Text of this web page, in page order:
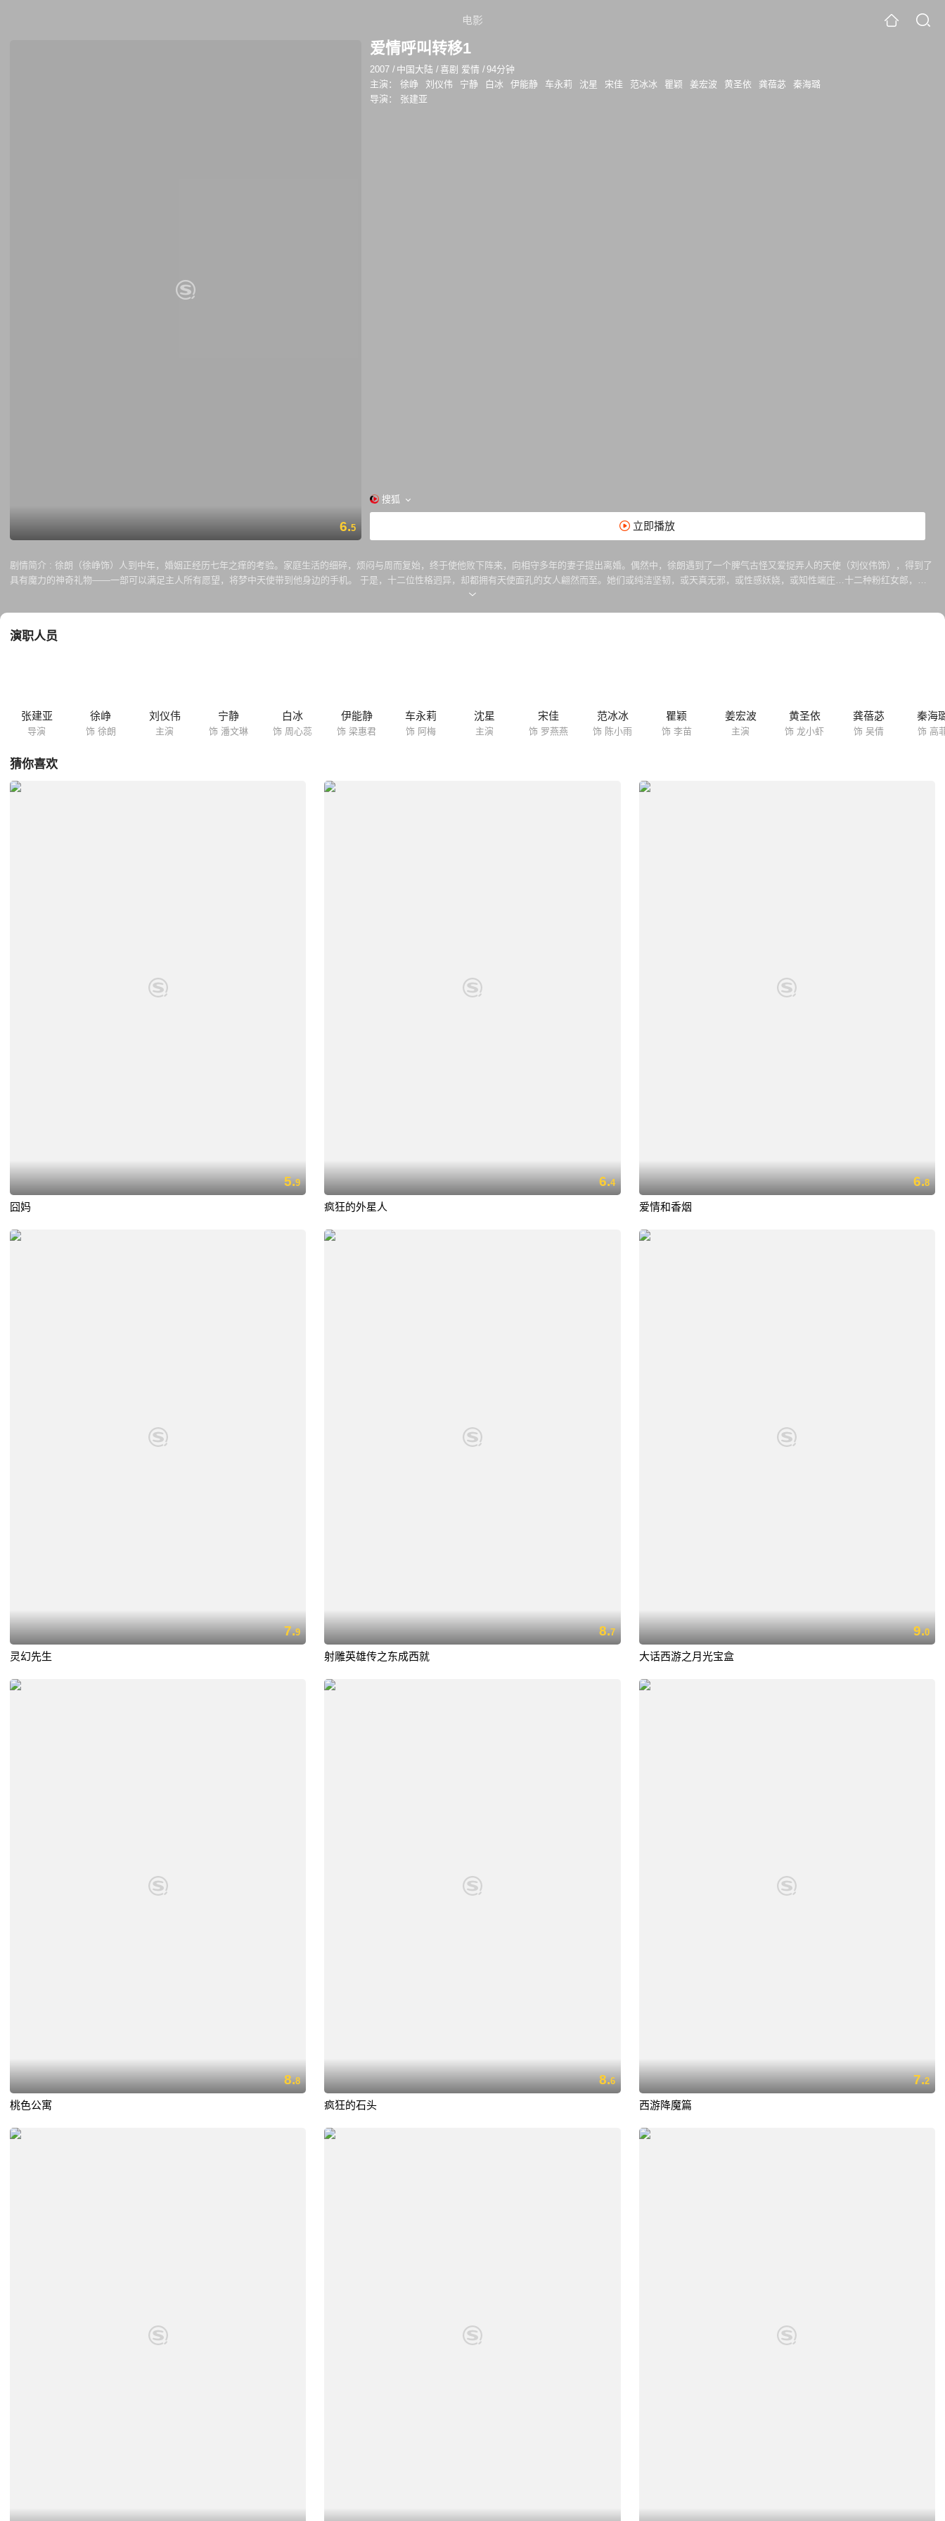
电影
6.5
爱情呼叫转移1
2007 / 中国大陆 /喜剧 爱情 /94分钟
主演：
徐峥 刘仪伟 宁静 白冰 伊能静 车永莉 沈星 宋佳 范冰冰 瞿颖 姜宏波 黄圣依 龚蓓苾
秦海璐
导演：
张建亚
搜狐
立即播放
剧情简介 : 徐朗（徐峥饰）人到中年，婚姻正经历七年之痒的考验。家庭生活的细碎，烦闷与周而复始，终于使他败下阵来，向相守多年的妻子提出离婚。偶然中，徐朗遇到了一个脾气古怪又爱捉弄人的天使（刘仪伟饰），得到了
具有魔力的神奇礼物——一部可以满足主人所有愿望，将梦中天使带到他身边的手机。 于是，十二位性格迥异，却都拥有天使面孔的女人翩然而至。她们或纯洁坚韧，或天真无邪，或性感妖娆，或知性端庄…十二种粉红女郎，十
演职人员
张建亚
导演
徐峥
饰 徐朗
刘仪伟
主演
宁静
饰 潘文琳
白冰
饰 周心蕊
伊能静
饰 梁惠君
车永莉
饰 阿梅
沈星
主演
宋佳
饰 罗燕燕
范冰冰
饰 陈小雨
瞿颖
饰 李苗
姜宏波
主演
黄圣依
饰 龙小虾
龚蓓苾
饰 吴倩
秦海
饰 高
猜你喜欢
5.9
囧妈
6.4
疯狂的外星人
6.8
爱情和香烟
7.9
灵幻先生
8.7
射雕英雄传之东成西就
9.0
大话西游之月光宝盒
8.8
桃色公寓
8.6
疯狂的石头
7.2
西游降魔篇